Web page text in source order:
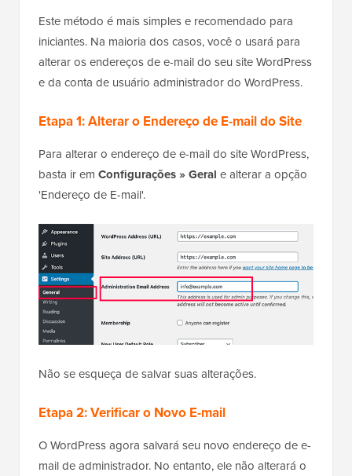
Este método é mais simples e recomendado para
iniciantes. Na maioria dos casos, você o usará para
alterar os endereços de e-mail do seu site WordPress
e da conta de usuário administrador do WordPress.
Etapa 1: Alterar o Endereço de E-mail do Site
Para alterar o endereço de e-mail do site WordPress,
basta ir em Configurações » Geral e alterar a opção
'Endereço de E-mail'.
Não se esqueça de salvar suas alterações.
Etapa 2: Verificar o Novo E-mail
O WordPress agora salvará seu novo endereço de e-
mail de administrador. No entanto, ele não alterará o